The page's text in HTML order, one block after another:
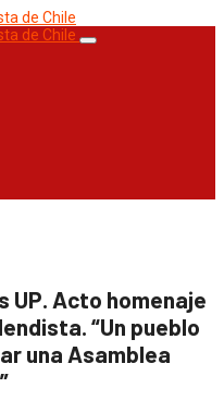
UP. Acto homenaje
“Un pueblo
una Asamblea